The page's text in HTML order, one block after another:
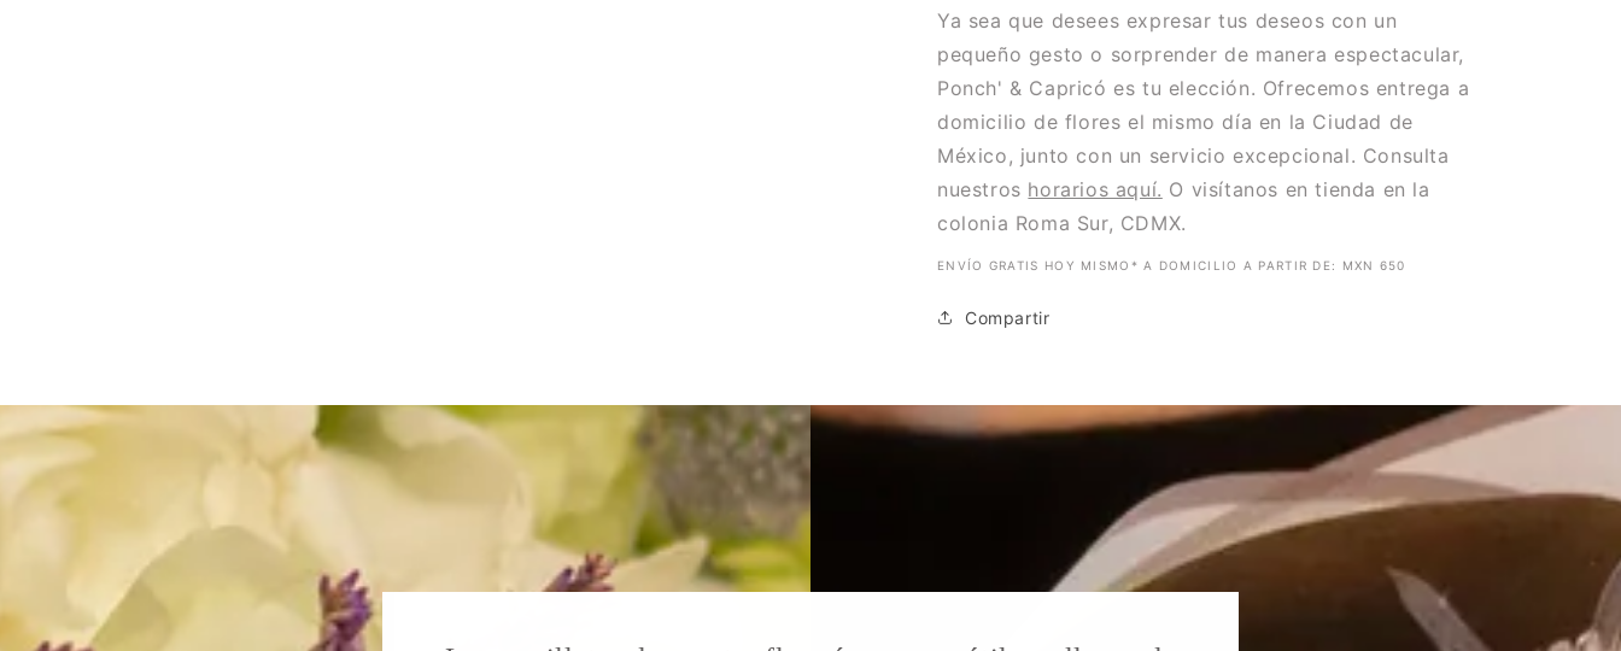
Ya sea que desees expresar tus deseos con un
pequeño gesto o sorprender de manera espectacular,
Ponch' & Capricó es tu elección. Ofrecemos entrega a
domicilio de flores el mismo día en la Ciudad de
México, junto con un servicio excepcional. Consulta
nuestros horarios aquí. O visítanos en tienda en la
colonia Roma Sur, CDMX.
ENVÍO GRATIS HOY MISMO* A DOMICILIO A PARTIR DE: MXN 650
Compartir